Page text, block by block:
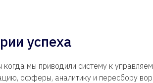
успеха
мы приводили систему к
офферы, аналитику и пересбору